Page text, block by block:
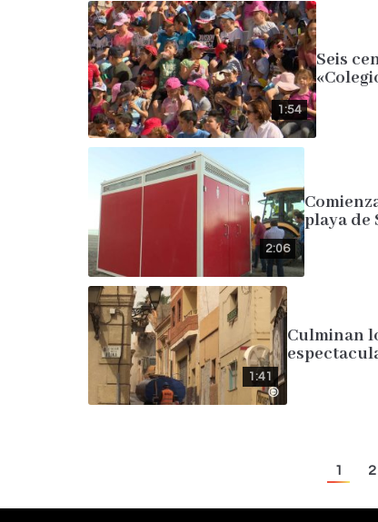
1:54
Seis
2:06
playa de
1:41
Culminan
1 2